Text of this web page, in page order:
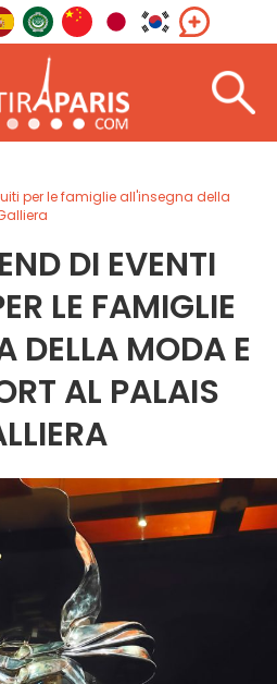
per le famiglie all'insegna della
DI EVENTI
LE FAMIGLIE
DELLA MODA E
AL PALAIS